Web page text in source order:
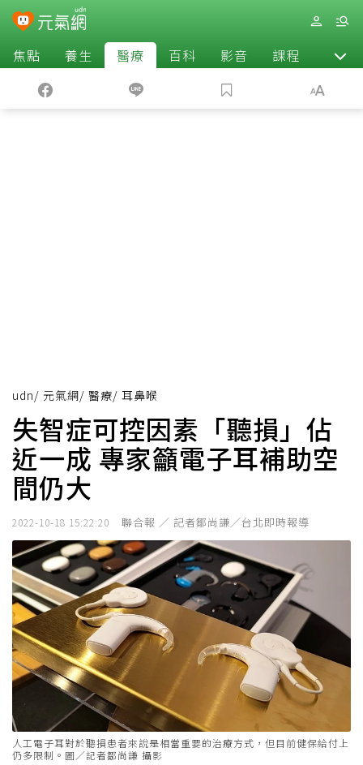
焦點 養生 醫療 百科 影音 課程 退休
udn/ 元氣網/ 醫療/ 耳鼻喉
失智症可控因素「聽損」佔
近一成 專家籲電子耳補助空
間仍大
2022-10-18 15:22:20 聯合報 ／ 記者鄒尚謙／台北即時報導
人工電子耳對於聽損患者來說是相當重要的治療方式，但目前健保給付上
仍多限制。圖／記者鄒尚謙 攝影